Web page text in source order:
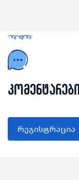
სექტემბრის
რეგისტრაცია